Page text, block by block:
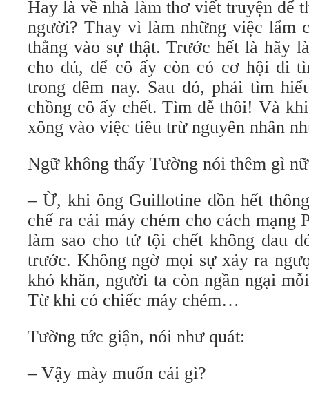
Hay là về nhà làm thơ viết truyện để
người? Thay vì làm những việc lẩm
thẳng vào sự thật. Trước hết là hãy
cho đủ, để cô ấy còn có cơ hội đi
trong đêm nay. Sau đó, phải tìm
chồng cô ấy chết. Tìm dễ thôi! Và
xông vào việc tiêu trừ nguyên nhân
Ngữ không thấy Tường nói thêm gì
– Ừ, khi ông Guillotine dồn hết
chế ra cái máy chém cho cách mạng
làm sao cho tử tội chết không đau
trước. Không ngờ mọi sự xảy ra
khó khăn, người ta còn ngần ngại
Từ khi có chiếc máy chém…
Tường tức giận, nói như quát:
– Vậy mày muốn cái gì?